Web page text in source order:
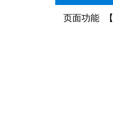
页面功能 【